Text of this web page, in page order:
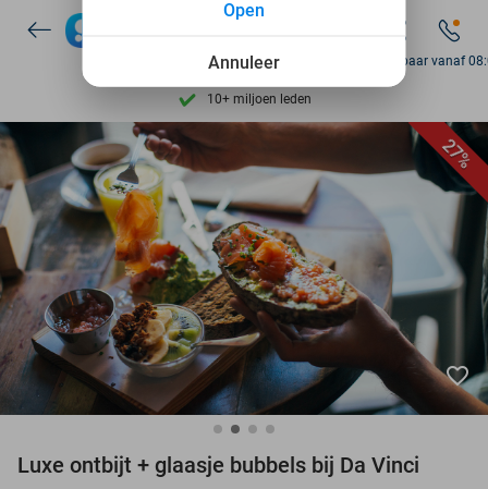
10+ miljoen leden
Ontdek 15.000+ deals
7 dagen per week beschikbaar
10+ miljoen leden
Bereikbaar vanaf
27%
favorite_border
Luxe ontbijt + glaasje bubbels bij Da Vinci
Annuleer
Open